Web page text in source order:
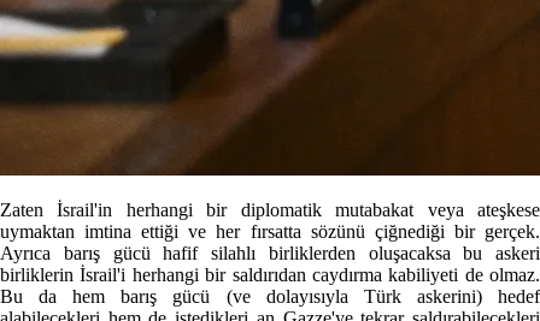
Zaten İsrail'in herhangi bir diplomatik mutabakat veya ateşkese
uymaktan imtina ettiği ve her fırsatta sözünü çiğnediği bir gerçek.
Ayrıca barış gücü hafif silahlı birliklerden oluşacaksa bu askeri
birliklerin İsrail'i herhangi bir saldırıdan caydırma kabiliyeti de olmaz.
Bu da hem barış gücü (ve dolayısıyla Türk askerini) hedef